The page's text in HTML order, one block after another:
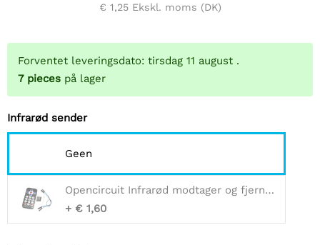
€ 1,25Ekskl. moms (DK)
Forventet leveringsdato: tirsdag 11 august .
7pieces på lager
Infrarød sender
Geen
Opencircuit Infrarød modtager og fjernbetjeningssæt
+ € 1,60